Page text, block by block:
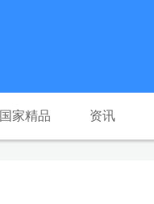
国家精品 资讯